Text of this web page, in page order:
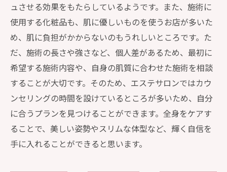
ュさせる効果をもたらしているようです。また、施術に
使用する化粧品も、肌に優しいものを使うお店が多いた
め、肌に負担がかからないのもうれしいところです。た
だ、施術の長さや強さなど、個人差があるため、最初に
希望する施術内容や、自身の肌質に合わせた施術を相談
することが大切です。そのため、エステサロンではカウ
ンセリングの時間を設けているところが多いため、自分
に合うプランを見つけることができます。全身をケアす
ることで、美しい姿勢やスリムな体型など、輝く自信を
手に入れることができると思います。